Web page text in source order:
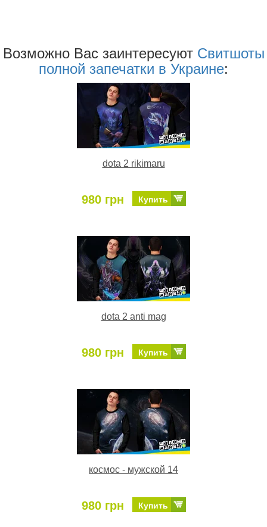
Возможно Ваc заинтересуют Свитшоты
полной запечатки в Украине:
dota 2 rikimaru
980 грн Купить
dota 2 anti mag
980 грн Купить
космос - мужской 14
980 грн Купить